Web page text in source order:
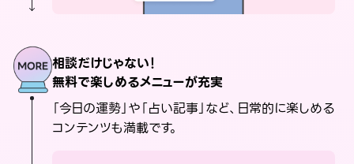
相談だけじゃない！
無料で楽しめるメニューが充実
「今日の運勢」や「占い記事」など、日常的に楽しめる
コンテンツも満載です。